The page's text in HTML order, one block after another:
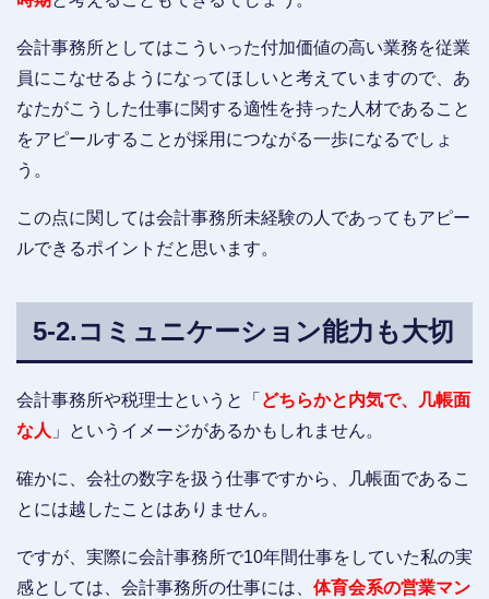
会計事務所としてはこういった付加価値の高い業務を従業
員にこなせるようになってほしいと考えていますので、あ
なたがこうした仕事に関する適性を持った人材であること
をアピールすることが採用につながる一歩になるでしょ
う。
この点に関しては会計事務所未経験の人であってもアピー
ルできるポイントだと思います。
5-2.コミュニケーション能力も大切
会計事務所や税理士というと「 どちらかと内気で、几帳面
な人 」というイメージがあるかもしれません。
確かに、会社の数字を扱う仕事ですから、几帳面であるこ
とには越したことはありません。
ですが、実際に会計事務所で10年間仕事をしていた私の実
感としては、会計事務所の仕事には、 体育会系の営業マン